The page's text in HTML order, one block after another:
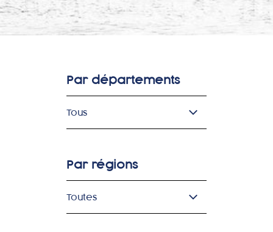
Par départements
Tous
Par régions
Toutes